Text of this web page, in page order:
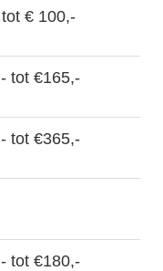
€ 100,-
tot €165,-
tot €365,-
tot €180,-